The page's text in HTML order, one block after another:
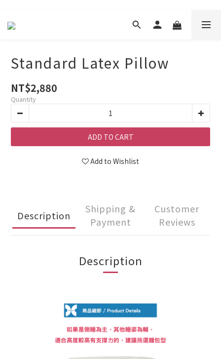
Standard Latex Pillow
NT$2,880
Quantity
ADD TO CART
Add to Wishlist
Description
Shipping &
Payment
Customer
Reviews
Description